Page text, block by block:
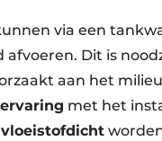
via een
afvoeren. Dit is
aan het
met het
vloeistofdicht